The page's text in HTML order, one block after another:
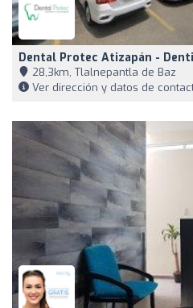
Dental Protec Atizapán -
28,3km, Tlalnepantla de Baz
Ver dirección y datos de